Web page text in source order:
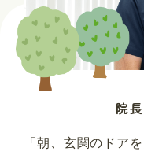
院長
「朝、玄関のドア